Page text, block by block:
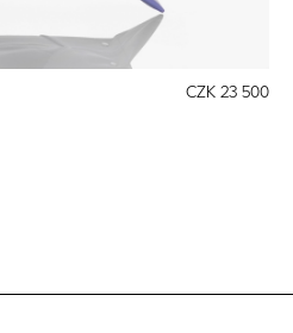
CZK 23 500